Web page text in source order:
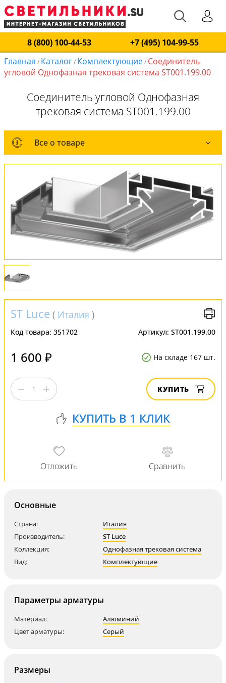
8 (800) 100-44-53
+7 (495) 104-99-55
Главная / Каталог/ Комплектующие/ Соединитель
угловой Однофазная трековая система ST001.199.00
Соединитель угловой Однофазная
трековая система ST001.199.00
Все о товаре
Все о товаре
Вся коллекция
Оплата и доставка
Обмен и возврат
Установка
Отзывы
ST Luce ( Италия )
Код товара: 351702 Артикул: ST001.199.00
1 600 ₽ На складе 167 шт.
КУПИТЬ
Основные
Страна:
Италия
Производитель:
ST Luce
Коллекция:
Однофазная трековая система
Вид:
Комплектующие
Параметры арматуры
Материал:
Алюминий
Цвет арматуры:
Серый
Размеры